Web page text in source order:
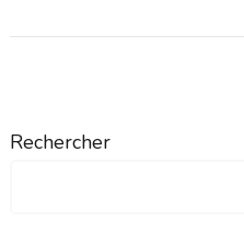
Rechercher